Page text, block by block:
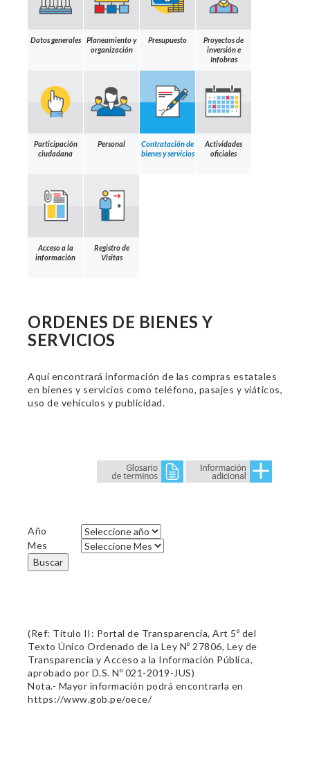
Datos generales
Planeamiento y
organización
Presupuesto
Proyectos de
inversión e
Infobras
Participación
ciudadana
Personal
Contratación de
bienes y servicios
Actividades
oficiales
Acceso a la
información
Registro de
Visitas
ORDENES DE BIENES Y
SERVICIOS
Aquí encontrará información de las compras estatales
en bienes y servicios como teléfono, pasajes y viáticos,
uso de vehículos y publicidad.
Año
Mes
Buscar
(Ref: Título II: Portal de Transparencia, Art 5º del
Texto Único Ordenado de la Ley Nº 27806, Ley de
Transparencia y Acceso a la Información Pública,
aprobado por D.S. Nº 021-2019-JUS)
Nota.- Mayor información podrá encontrarla en
https://www.gob.pe/oece/